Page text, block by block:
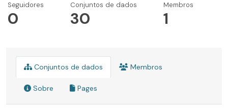
Seguidores
0
Conjuntos de dados
30
Membros
1
Conjuntos de dados Membros
Sobre Pages